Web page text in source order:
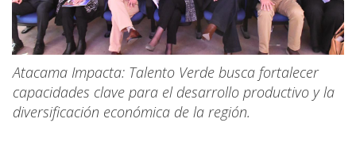
Atacama Impacta: Talento Verde busca fortalecer
capacidades clave para el desarrollo productivo y la
diversificación económica de la región.